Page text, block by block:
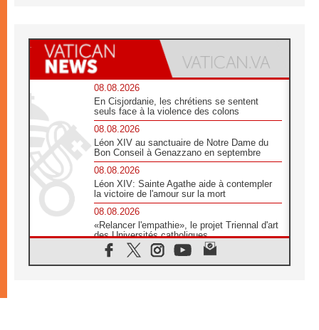
08.08.2026
En Cisjordanie, les chrétiens se sentent
seuls face à la violence des colons
08.08.2026
Léon XIV au sanctuaire de Notre Dame du
Bon Conseil à Genazzano en septembre
08.08.2026
Léon XIV: Sainte Agathe aide à contempler
la victoire de l'amour sur la mort
08.08.2026
«Relancer l'empathie», le projet Triennal d'art
des Universités catholiques
08.08.2026
Signis 2026, donner la parole aux religieuses